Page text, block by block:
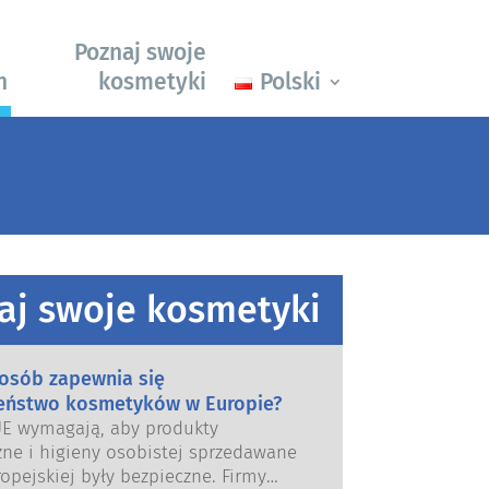
Poznaj swoje
kosmetyki
Polski
swoje kosmetyki
zapewnia się
kosmetyków w Europie?
wymagają, aby produkty
i higieny osobistej sprzedawane
były bezpieczne. Firmy